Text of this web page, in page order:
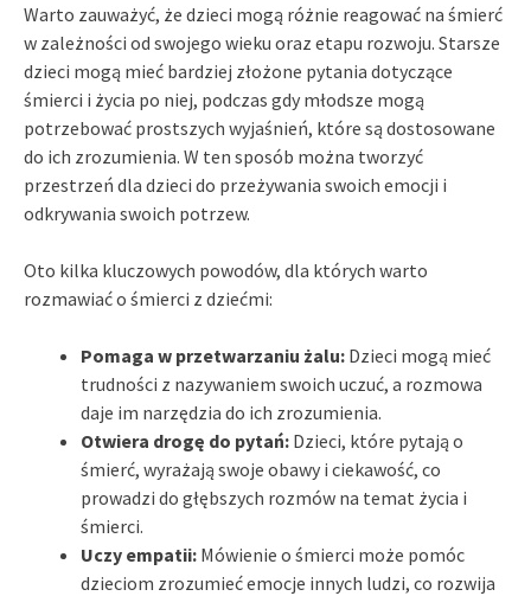
Warto zauważyć, że dzieci mogą różnie reagować na śmierć
w zależności od swojego wieku oraz etapu rozwoju. Starsze
dzieci mogą mieć bardziej złożone pytania dotyczące
śmierci i życia po niej, podczas gdy młodsze mogą
potrzebować prostszych wyjaśnień, które są dostosowane
do ich zrozumienia. W ten sposób można tworzyć
przestrzeń dla dzieci do przeżywania swoich emocji i
odkrywania swoich potrzew.
Oto kilka kluczowych powodów, dla których warto
rozmawiać o śmierci z dziećmi:
Pomaga w przetwarzaniu żalu: Dzieci mogą mieć
trudności z nazywaniem swoich uczuć, a rozmowa
daje im narzędzia do ich zrozumienia.
Otwiera drogę do pytań: Dzieci, które pytają o
śmierć, wyrażają swoje obawy i ciekawość, co
prowadzi do głębszych rozmów na temat życia i
śmierci.
Uczy empatii: Mówienie o śmierci może pomóc
dzieciom zrozumieć emocje innych ludzi, co rozwija